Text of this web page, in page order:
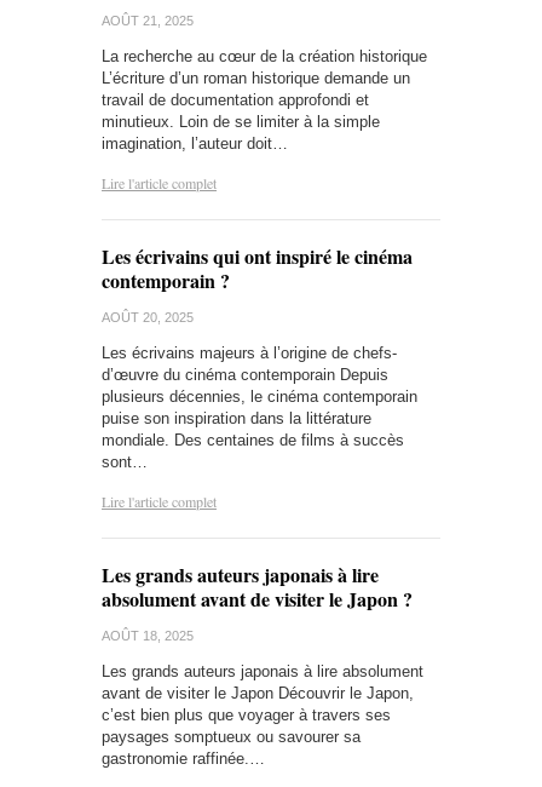
AOÛT 21, 2025
La recherche au cœur de la création historique
L’écriture d’un roman historique demande un
travail de documentation approfondi et
minutieux. Loin de se limiter à la simple
imagination, l’auteur doit…
Lire l'article complet
Les écrivains qui ont inspiré le cinéma
contemporain ?
AOÛT 20, 2025
Les écrivains majeurs à l’origine de chefs-
d’œuvre du cinéma contemporain Depuis
plusieurs décennies, le cinéma contemporain
puise son inspiration dans la littérature
mondiale. Des centaines de films à succès
sont…
Lire l'article complet
Les grands auteurs japonais à lire
absolument avant de visiter le Japon ?
AOÛT 18, 2025
Les grands auteurs japonais à lire absolument
avant de visiter le Japon Découvrir le Japon,
c’est bien plus que voyager à travers ses
paysages somptueux ou savourer sa
gastronomie raffinée.…